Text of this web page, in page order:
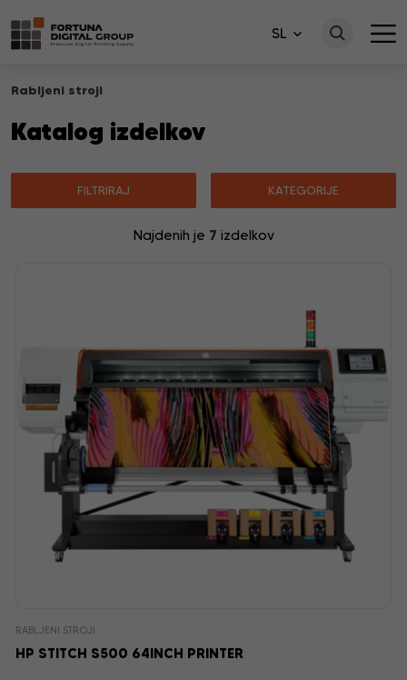
SL
Rabljeni stroji
Katalog izdelkov
FILTRIRAJ KATEGORIJE
Najdenih je 7 izdelkov
RABLJENI STROJI
HP STITCH S500 64INCH PRINTER